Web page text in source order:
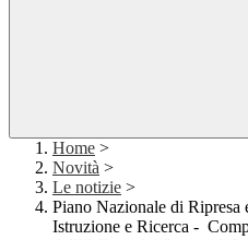
Home >
Novità >
Le notizie >
Piano Nazionale di Ripresa
Istruzione e Ricerca -